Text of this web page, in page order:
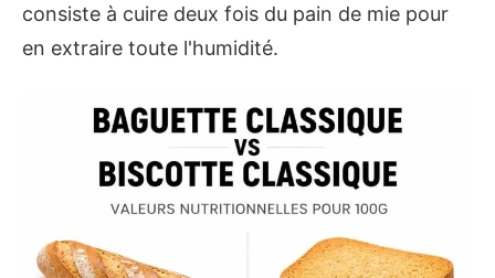
consiste à cuire deux fois du pain de mie pour
en extraire toute l'humidité.